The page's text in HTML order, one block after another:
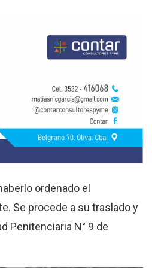
ordenado el
Se procede a su traslado y
Penitenciaria N° 9 de